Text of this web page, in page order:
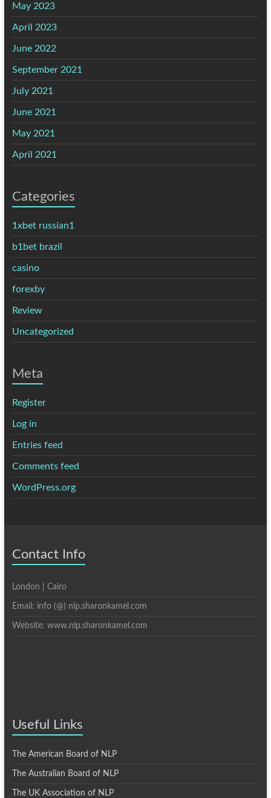
May 2023
April 2023
June 2022
September 2021
July 2021
June 2021
May 2021
April 2021
Categories
1xbet russian1
b1bet brazil
casino
forexby
Review
Uncategorized
Meta
Register
Log in
Entries feed
Comments feed
WordPress.org
Contact Info
London | Cairo
Email: info (@) nlp.sharonkamel.com
Website: www.nlp.sharonkamel.com
Useful Links
The American Board of NLP
The Australian Board of NLP
The UK Association of NLP